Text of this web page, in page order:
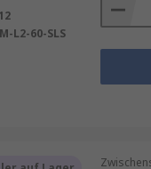
mit
Betriebssicherheit.
L2-60-SLS